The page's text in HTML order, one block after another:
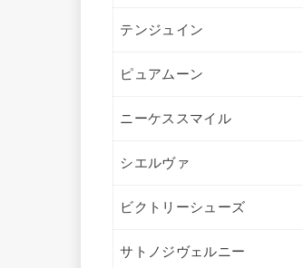
テンジュイン
ピュアムーン
ニーケススマイル
シエルヴァ
ビクトリーシューズ
サトノジヴェルニー